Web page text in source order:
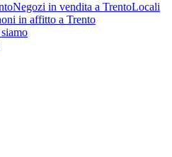
Negozi in vendita a TrentoLocali
in affitto a Trento